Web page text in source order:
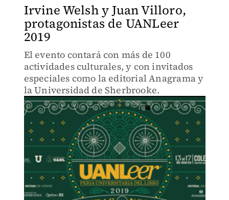
Irvine Welsh y Juan Villoro,
protagonistas de UANLeer
2019
El evento contará con más de 100
actividades culturales, y con invitados
especiales como la editorial Anagrama y
la Universidad de Sherbrooke.